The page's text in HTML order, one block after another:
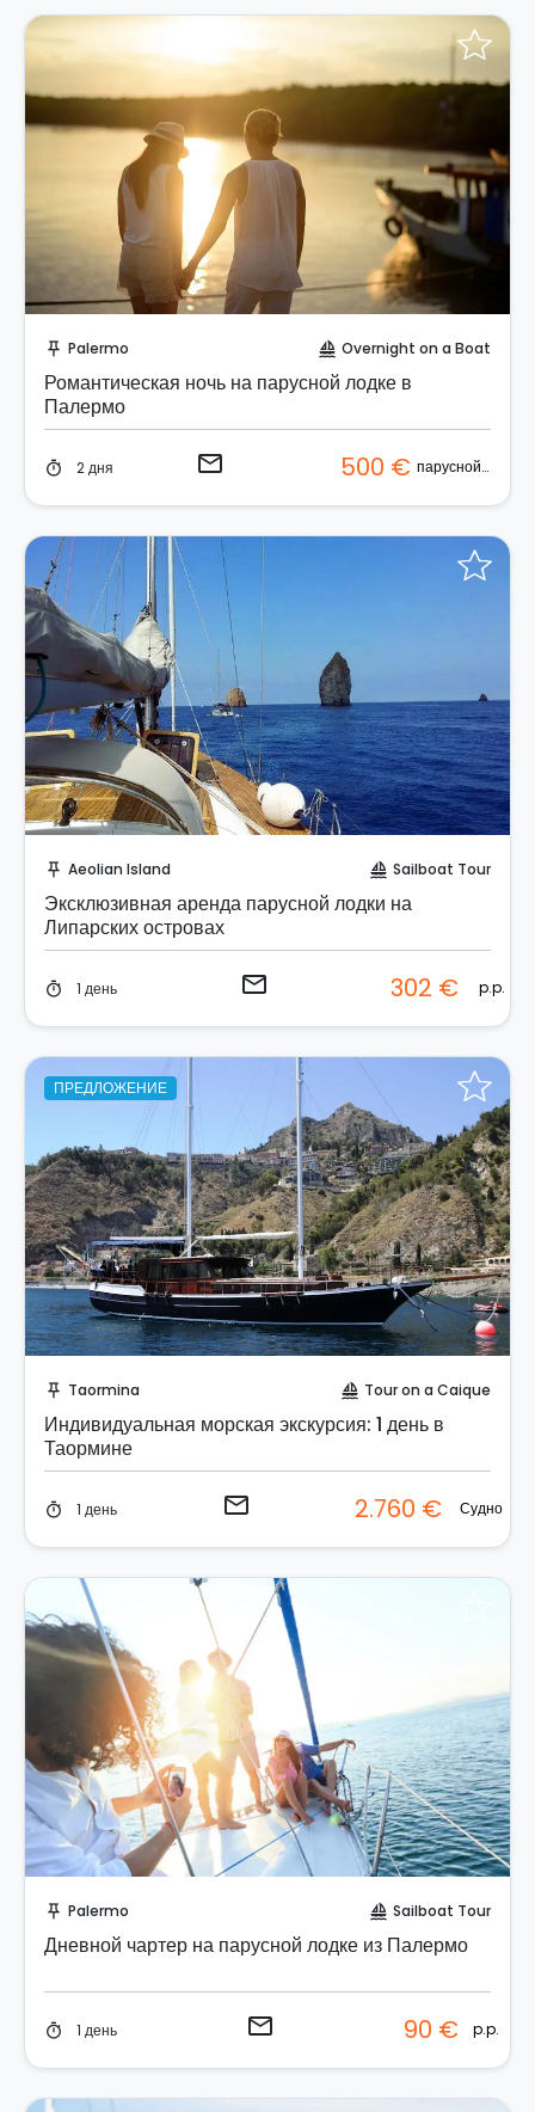
push_pin Palermo sailing Overnight on a Boat
Романтическая ночь на парусной лодке в
Палермо
timer 2 дня email 500 € парусной лодке
push_pin Aeolian Island sailing Sailboat Tour
Эксклюзивная аренда парусной лодки на
Липарских островах
timer 1 день email 302 € p.p.
ПРЕДЛОЖЕНИЕ
push_pin Taormina sailing Tour on a Caique
Индивидуальная морская экскурсия: 1 день в
Таормине
timer 1 день email 2.760 € Судно
push_pin Palermo sailing Sailboat Tour
Дневной чартер на парусной лодке из Палермо
timer 1 день email 90 € p.p.